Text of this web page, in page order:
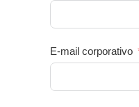
E-mail corporativo